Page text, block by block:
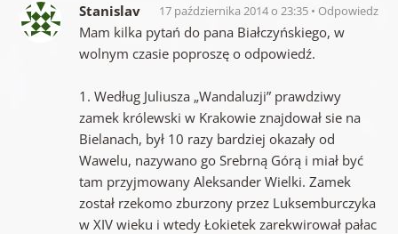
Stanislav 17 października 2014 o 23:35 Odpowiedz
Mam kilka pytań do pana Białczyńskiego, w
wolnym czasie poproszę o odpowiedź.
1. Według Juliusza „Wandaluzji” prawdziwy
zamek królewski w Krakowie znajdował sie na
Bielanach, był 10 razy bardziej okazały od
Wawelu, nazywano go Srebrną Górą i miał być
tam przyjmowany Aleksander Wielki. Zamek
został rzekomo zburzony przez Luksemburczyka
w XIV wieku i wtedy Łokietek zarekwirował pałac